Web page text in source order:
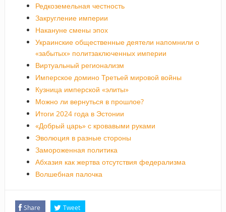
Редкоземельная честность
Закругление империи
Накануне смены эпох
Украинские общественные деятели напомнили о
«забытых» политзаключенных империи
Виртуальный регионализм
Имперское домино Третьей мировой войны
Кузница имперской «элиты»
Можно ли вернуться в прошлое?
Итоги 2024 года в Эстонии
«Добрый царь» с кровавыми руками
Эволюция в разные стороны
Замороженная политика
Абхазия как жертва отсутствия федерализма
Волшебная палочка
Share Tweet